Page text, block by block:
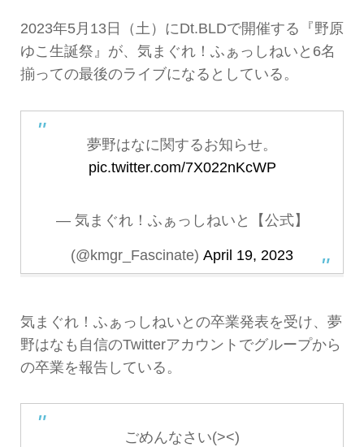
2023年5月13日（土）にDt.BLDで開催する『野原
ゆこ生誕祭』が、気まぐれ！ふぁっしねいと6名
揃っての最後のライブになるとしている。
夢野はなに関するお知らせ。
pic.twitter.com/7X022nKcWP
— 気まぐれ！ふぁっしねいと【公式】
(@kmgr_Fascinate) April 19, 2023
気まぐれ！ふぁっしねいとの卒業発表を受け、夢
野はなも自信のTwitterアカウントでグループから
の卒業を報告している。
ごめんなさい(><)